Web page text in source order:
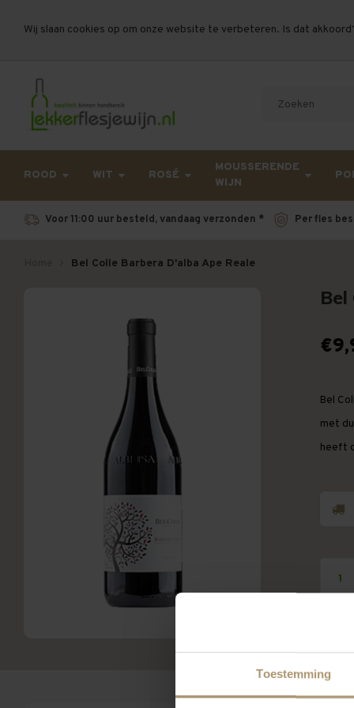
Toestemming
Wij slaan cookies op om onze website te verbeteren. Is dat
Let op, vanwege drukte bij PostNL kan uw
ROOD WIT ROSÉ
MOUSSERENDE
WIJN
Voor 11:00 uur besteld, vandaag verzonden * Per fles
Bel Colle Barbera D'alba Ape Reale
Bel
met
heeft